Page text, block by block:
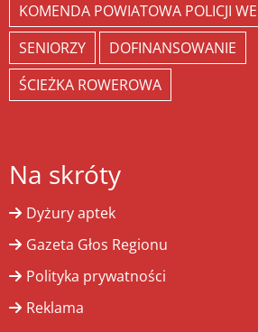
KOMENDA POWIATOWA POLICJI
SENIORZY
DOFINANSOWANIE
ŚCIEŻKA ROWEROWA
Na skróty
Dyżury aptek
Gazeta Głos Regionu
Polityka prywatności
Reklama